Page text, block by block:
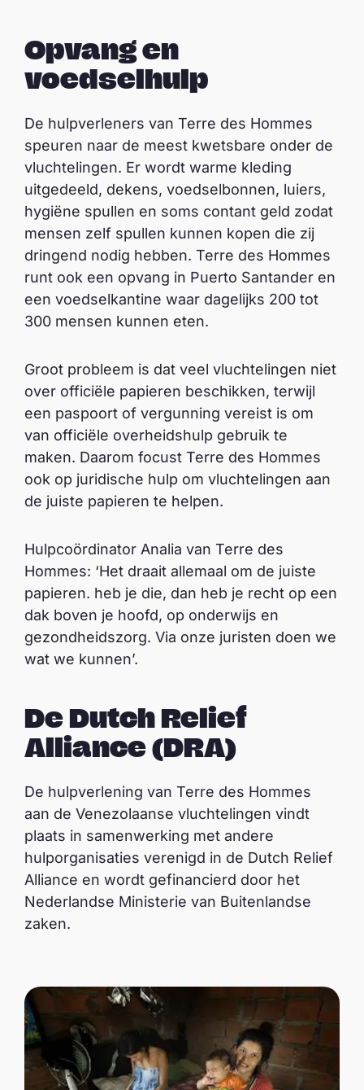
Opvang en
voedselhulp
De hulpverleners van Terre des Hommes
speuren naar de meest kwetsbare onder de
vluchtelingen. Er wordt warme kleding
uitgedeeld, dekens, voedselbonnen, luiers,
hygiëne spullen en soms contant geld zodat
mensen zelf spullen kunnen kopen die zij
dringend nodig hebben. Terre des Hommes
runt ook een opvang in Puerto Santander en
een voedselkantine waar dagelijks 200 tot
300 mensen kunnen eten.
Groot probleem is dat veel vluchtelingen niet
over officiële papieren beschikken, terwijl
een paspoort of vergunning vereist is om
van officiële overheidshulp gebruik te
maken. Daarom focust Terre des Hommes
ook op juridische hulp om vluchtelingen aan
de juiste papieren te helpen.
Hulpcoördinator Analia van Terre des
Hommes: ‘Het draait allemaal om de juiste
papieren. heb je die, dan heb je recht op een
dak boven je hoofd, op onderwijs en
gezondheidszorg. Via onze juristen doen we
wat we kunnen’.
De Dutch Relief
Alliance (DRA)
De hulpverlening van Terre des Hommes
aan de Venezolaanse vluchtelingen vindt
plaats in samenwerking met andere
hulporganisaties verenigd in de Dutch Relief
Alliance en wordt gefinancierd door het
Nederlandse Ministerie van Buitenlandse
zaken.